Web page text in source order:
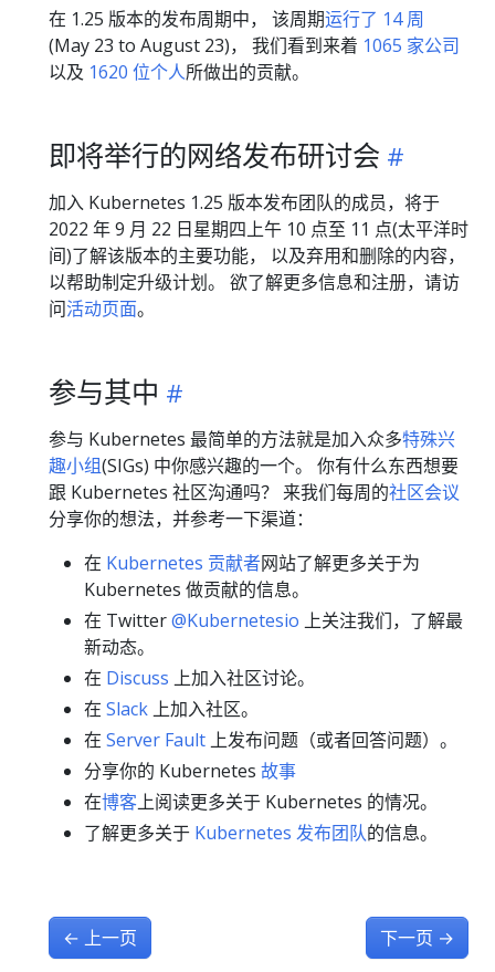
在 1.25 版本的发布周期中， 该周期运行了 14 周
(May 23 to August 23)， 我们看到来着 1065 家公司
以及 1620 位个人所做出的贡献。
即将举行的网络发布研讨会
加入 Kubernetes 1.25 版本发布团队的成员，将于
2022 年 9 月 22 日星期四上午 10 点至 11 点(太平洋时
间)了解该版本的主要功能， 以及弃用和删除的内容，
以帮助制定升级计划。 欲了解更多信息和注册，请访
问活动页面。
参与其中
参与 Kubernetes 最简单的方法就是加入众多特殊兴
趣小组(SIGs) 中你感兴趣的一个。 你有什么东西想要
跟 Kubernetes 社区沟通吗？ 来我们每周的社区会议
分享你的想法，并参考一下渠道：
在 Kubernetes 贡献者网站了解更多关于为
Kubernetes 做贡献的信息。
在 Twitter@Kubernetesio 上关注我们，了解最
新动态。
在 Discuss 上加入社区讨论。
在 Slack 上加入社区。
在 Server Fault 上发布问题（或者回答问题）。
分享你的 Kubernetes 故事
在博客上阅读更多关于 Kubernetes 的情况。
了解更多关于 Kubernetes 发布团队的信息。
← 上一页 下一页 →